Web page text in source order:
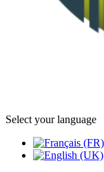
Select your language